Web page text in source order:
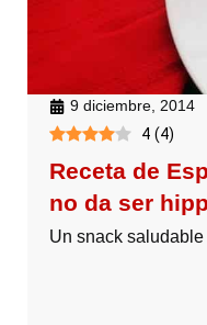
9 diciembre, 2014
4 (4)
Receta de
no da ser
Un snack